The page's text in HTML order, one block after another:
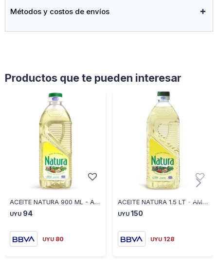
Métodos y costos de envíos
Productos que te pueden interesar
ACEITE NATURA 900 ML - AMARILLO
UYU 94
UYU 80
ACEITE NATURA 1.5 LT - AMARILLO
UYU 150
UYU 128